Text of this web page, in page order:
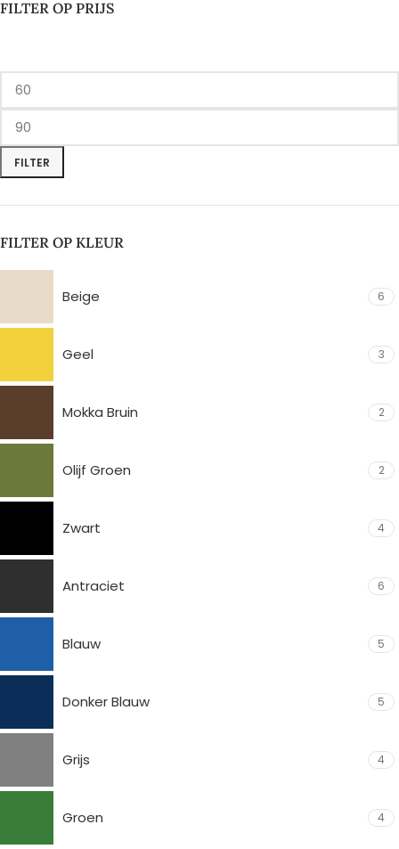
FILTER OP PRIJS
FILTER
FILTER OP KLEUR
Beige 6
Geel 3
Mokka Bruin 2
Olijf Groen 2
Zwart 4
Antraciet 6
Blauw 5
Donker Blauw 5
Grijs 4
Groen 4